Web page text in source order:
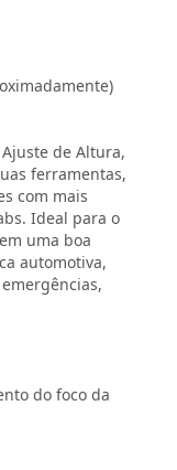
de Altura,
ferramentas,
com mais
Ideal para o
uma boa
automotiva,
do foco da